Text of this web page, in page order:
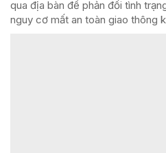
qua địa bàn để phản đối tình
nguy cơ mất an toàn giao thông